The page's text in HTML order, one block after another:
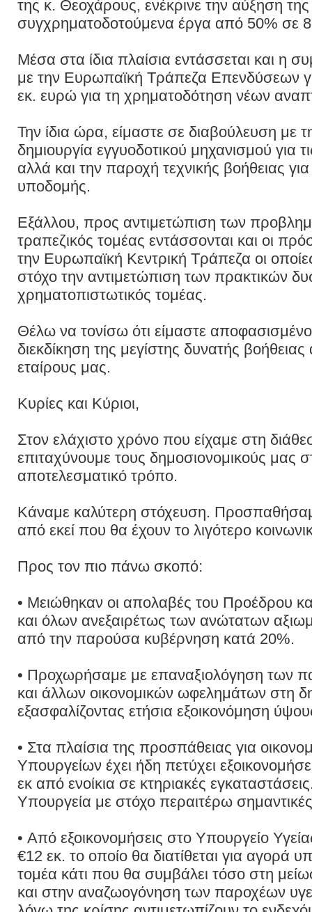
της κ. Θεοχάρους, ενέκρινε την αύξηση
συγχρηματοδοτούμενα έργα από 50% σε
Μέσα στα ίδια πλαίσια εντάσσεται και η
με την Ευρωπαϊκή Τράπεζα Επενδύσεων
εκ. ευρώ για τη χρηματοδότηση νέων
Την ίδια ώρα, είμαστε σε διαβούλευση με
δημιουργία εγγυοδοτικού μηχανισμού για
αλλά και την παροχή τεχνικής βοήθειας
υποδομής.
Εξάλλου, προς αντιμετώπιση των
τραπεζικός τομέας εντάσσονται και οι
την Ευρωπαϊκή Κεντρική Τράπεζα οι
στόχο την αντιμετώπιση των πρακτικών
χρηματοπιστωτικός τομέας.
Θέλω να τονίσω ότι είμαστε
διεκδίκηση της μεγίστης δυνατής
εταίρους μας.
Κυρίες και Κύριοι,
Στον ελάχιστο χρόνο που είχαμε στη
επιταχύνουμε τους δημοσιονομικούς μας
αποτελεσματικό τρόπο.
Κάναμε καλύτερη στόχευση.
από εκεί που θα έχουν το λιγότερο
Προς τον πιο πάνω σκοπό:
• Μειώθηκαν οι απολαβές του Προέδρου
και όλων ανεξαιρέτως των ανώτατων
από την παρούσα κυβέρνηση κατά 20%.
• Προχωρήσαμε με επαναξιολόγηση των
και άλλων οικονομικών ωφελημάτων στη
εξασφαλίζοντας ετήσια εξοικονόμηση
• Στα πλαίσια της προσπάθειας για
Υπουργείων έχει ήδη πετύχει
εκ από ενοίκια σε κτηριακές
Υπουργεία με στόχο περαιτέρω
• Από εξοικονομήσεις στο Υπουργείο
€12 εκ. το οποίο θα διατίθεται για αγορά
τομέα κάτι που θα συμβάλει τόσο στη
και στην αναζωογόνηση των παροχέων